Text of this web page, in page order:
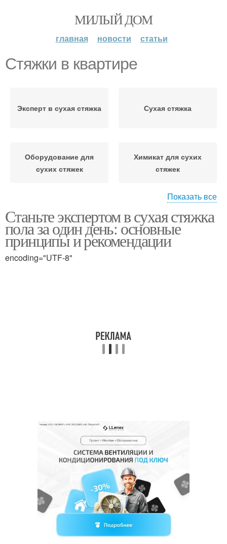
МИЛЫЙ ДОМ
главная новости статьи
Стяжки в квартире
Эксперт в сухая стяжка Сухая стяжка
Оборудование для
сухих стяжек
Химикат для сухих
стяжек
стяжки
стяжки
Показать все
Станьте экспертом в сухая стяжка
пола за один день: основные
принципы и рекомендации
encoding="UTF-8"